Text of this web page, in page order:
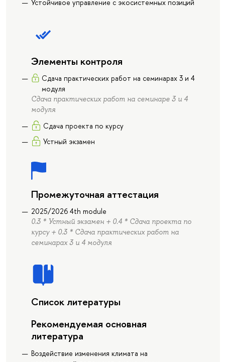
Устойчивое управление с экосистемных позиций
Элементы контроля
Сдача практических работ на семинарах 3 и 4
модуля
Сдача практических работ на семинаре 3 и 4
модуля
Сдача проекта по курсу
Устный экзамен
Промежуточная аттестация
2025/2026 4th module
0.3 * Устный экзамен + 0.4 * Сдача проекта по
курсу + 0.3 * Сдача практических работ на
семинарах 3 и 4 модуля
Список литературы
Рекомендуемая основная
литература
Воздействие изменения климата на